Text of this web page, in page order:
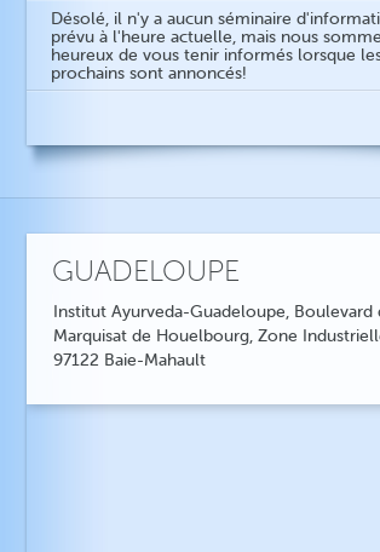
Désolé, il n'y a aucun séminaire
prévu à l'heure actuelle, mais nous
heureux de vous tenir informés lorsque
prochains sont annoncés!
GUADELOUPE
Institut Ayurveda-Guadeloupe, Boulevard
Marquisat de Houelbourg, Zone
97122 Baie-Mahault